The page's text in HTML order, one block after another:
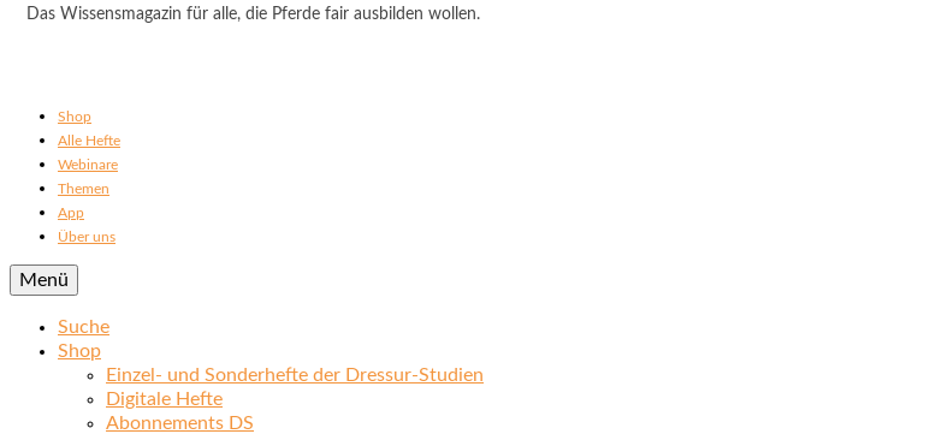
Das Wissensmagazin für alle, die Pferde fair ausbilden wollen.
Shop
Alle Hefte
Webinare
Themen
App
Über uns
Menü
Suche
Shop
Einzel- und Sonderhefte der Dressur-Studien
Digitale Hefte
Abonnements DS